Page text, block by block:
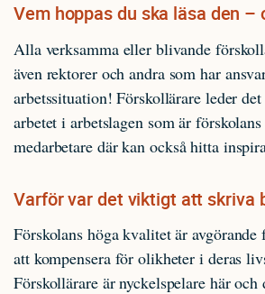
Vem hoppas du ska läsa den –
Alla verksamma eller blivande
även rektorer och andra som har
arbetssituation! Förskollärare leder
arbetet i arbetslagen som är
medarbetare där kan också hitta
Varför var det viktigt att skriva
Förskolans höga kvalitet är
att kompensera för olikheter i deras
Förskollärare är nyckelspelare här och